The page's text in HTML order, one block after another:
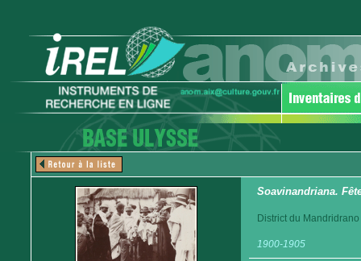
Soavinandriana.
District du Mandridrano
1900-1905